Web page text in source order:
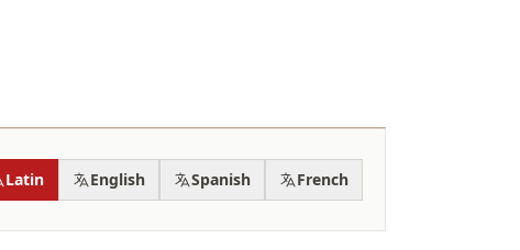
Latin English Spanish French